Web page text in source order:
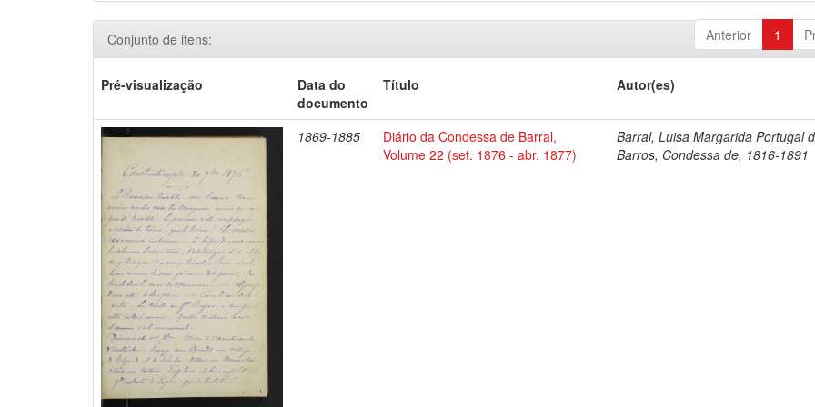
Anterior 1
Conjunto de itens:
Pré-visualização
Data do
documento
Título Autor(es)
1869-1885
Diário da Condessa de Barral,
Volume 22 (set. 1876 - abr. 1877)
Barral, Luisa Margarida Portugal
Barros, Condessa de, 1816-1891